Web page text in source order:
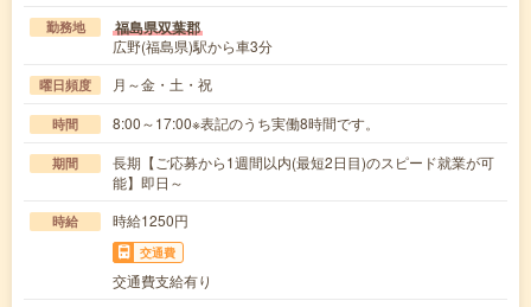
勤務地 福島県双葉郡
広野(福島県)駅から車3分
曜日頻度 月～金・土・祝
時間 8:00～17:00※表記のうち実働8時間です。
期間
長期【ご応募から1週間以内(最短2日目)のスピード就業が可
能】即日～
時給 時給1250円
交通費
交通費支給有り